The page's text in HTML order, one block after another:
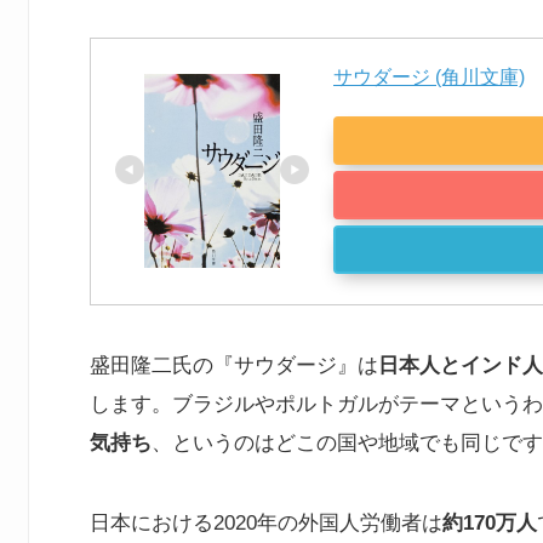
サウダージ (角川文庫)
盛田隆二氏の『サウダージ』は 日本人とインド
します。ブラジルやポルトガルがテーマという
気持ち、というのはどこの国や地域でも同じで
日本における2020年の外国人労働者は約170万人